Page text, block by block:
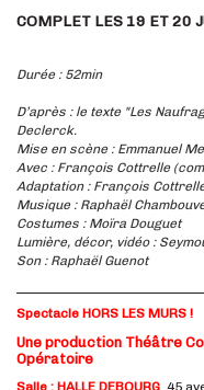
COMPLET LES 19 ET 20
Durée : 52min
D’après : le texte "Les
Declerck.
Mise en scène : Emmanuel
Avec : François Cottrelle
Adaptation : François
Musique : Raphaël
Costumes : Moïra Douguet
Lumière, décor, vidéo :
Son : Raphaël Guenot
Spectacle HORS LES MURS !
Une production Théâtre
Opératoire
Salle : HALLE DEBOURG 45